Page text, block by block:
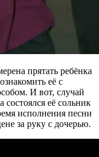
прятать ребёнка
её с
И вот, случай
её сольник
исполнения песни
за руку с дочерью.